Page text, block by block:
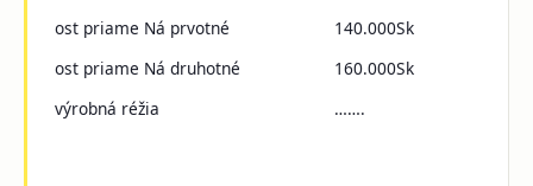
ost priame Ná prvotné
140.000Sk
ost priame Ná druhotné
160.000Sk
výrobná réžia
…….